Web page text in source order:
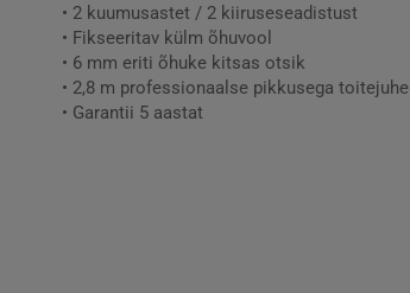
• 2 kuumusastet / 2 kiiruseseadistust
• Fikseeritav külm õhuvool
• 6 mm eriti õhuke kitsas otsik
• 2,8 m professionaalse pikkusega toitejuhe
• Garantii 5 aastat